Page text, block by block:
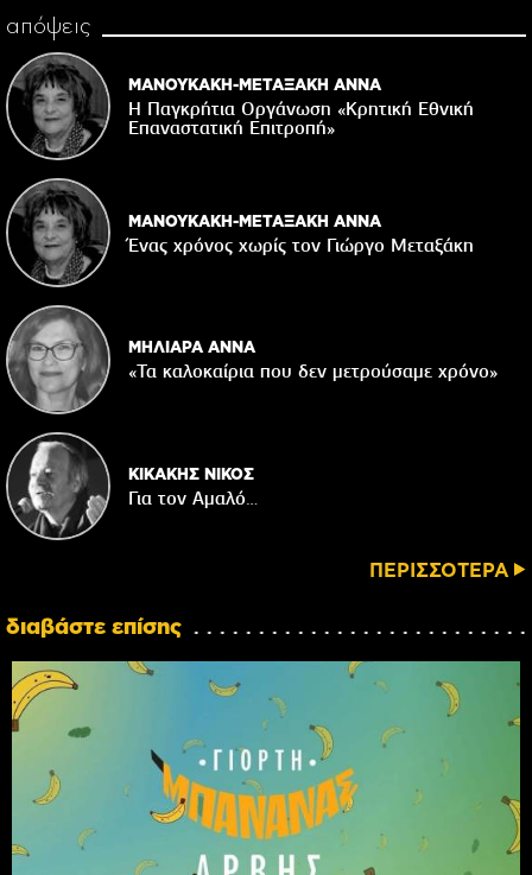
απόψεις
ΜΑΝΟΥΚΑΚΗ-ΜΕΤΑΞΑΚΗ ΑΝΝΑ
Η Παγκρήτια Οργάνωση «Κρητική Εθνική
Επαναστατική Eπιτροπή»
ΜΑΝΟΥΚΑΚΗ-ΜΕΤΑΞΑΚΗ ΑΝΝΑ
Ένας χρόνος χωρίς τον Γιώργο Μεταξάκη
ΜΗΛΙΑΡΑ ΑΝΝΑ
«Τα καλοκαίρια που δεν μετρούσαμε χρόνο»
ΚΙΚΑΚΗΣ ΝΙΚΟΣ
Για τον Αμαλό…
ΠΕΡΙΣΣΟΤΕΡΑ
διαβάστε επίσης